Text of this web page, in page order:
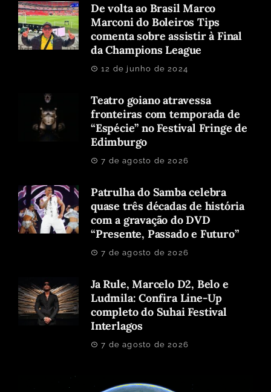
De volta ao Brasil Marco
Marconi do Boleiros Tips
comenta sobre assistir à Final
da Champions League
12 de junho de 2024
Teatro goiano atravessa
fronteiras com temporada de
“Espécie” no Festival Fringe de
Edimburgo
7 de agosto de 2026
Patrulha do Samba celebra
quase três décadas de história
com a gravação do DVD
“Presente, Passado e Futuro”
7 de agosto de 2026
Ja Rule, Marcelo D2, Belo e
Ludmila: Confira Line-Up
completo do Suhai Festival
Interlagos
7 de agosto de 2026